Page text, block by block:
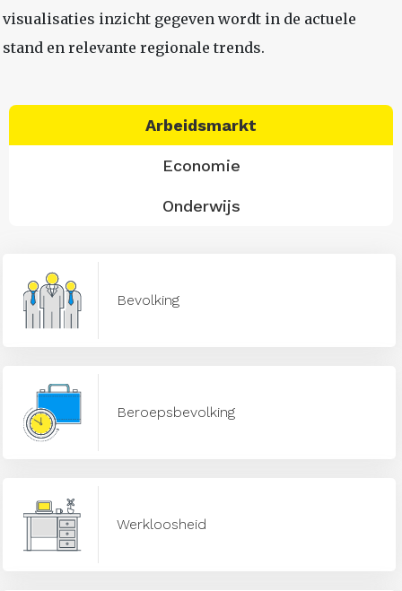
visualisaties inzicht gegeven wordt in de actuele
stand en relevante regionale trends.
Arbeidsmarkt
Economie
Onderwijs
Bevolking
Beroepsbevolking
Werkloosheid